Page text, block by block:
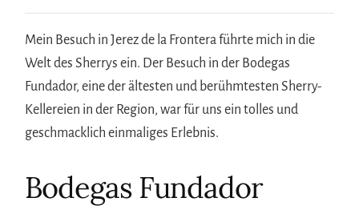
Mein Besuch in Jerez de la Frontera führte mich in die
Welt des Sherrys ein. Der Besuch in der Bodegas
Fundador, eine der ältesten und berühmtesten Sherry-
Kellereien in der Region, war für uns ein tolles und
geschmacklich einmaliges Erlebnis.
Bodegas Fundador